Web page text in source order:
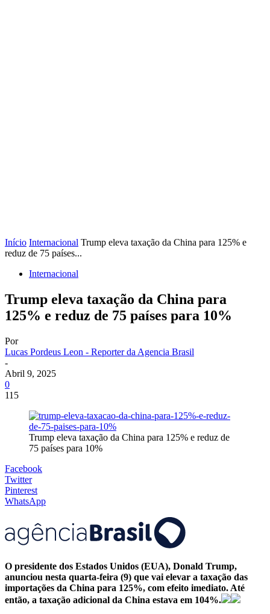
Início Internacional Trump eleva taxação da China para 125% e
reduz de 75 países...
Internacional
Trump eleva taxação da China para
125% e reduz de 75 países para 10%
Por
Lucas Pordeus Leon - Reporter da Agencia Brasil
-
Abril 9, 2025
0
115
Trump eleva taxação da China para 125% e reduz de
75 países para 10%
Facebook
Twitter
Pinterest
WhatsApp
O presidente dos Estados Unidos (EUA), Donald Trump,
anunciou nesta quarta-feira (9) que vai elevar a taxação das
importações da China para 125%, com efeito imediato. Até
então, a taxação adicional da China estava em 104%.